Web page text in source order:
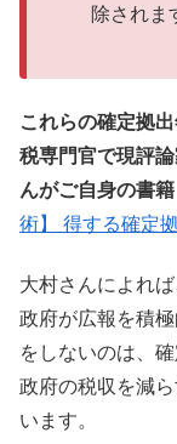
除されま
これらの確定拠
税専門官で現評
んがご自身の書
術】 得する確定
大村さんによれ
政府が広報を積
をしないのは、
政府の税収を減
います。